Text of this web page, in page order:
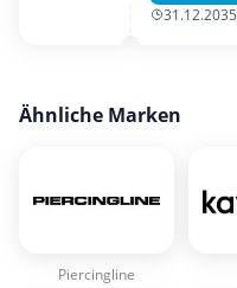
31.12.2035
Ähnliche Marken
Piercingline